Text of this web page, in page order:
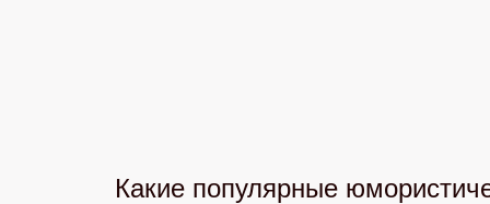
Какие популярные